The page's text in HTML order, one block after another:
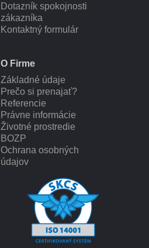
Dotazník spokojnosti
zákazníka
Kontaktný formulár
O Firme
Základné údaje
Prečo si prenajať?
Referencie
Právne informácie
Životné prostredie
BOZP
Ochrana osobných
údajov